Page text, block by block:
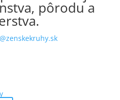
pôrodu a